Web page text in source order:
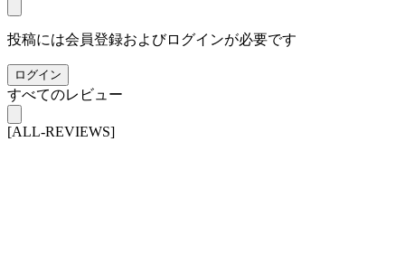
投稿には会員登録およびログインが必要です
ログイン
すべてのレビュー
[ALL-REVIEWS]